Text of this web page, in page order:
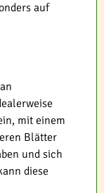
auf
mit einem
Blätter
und sich
diese